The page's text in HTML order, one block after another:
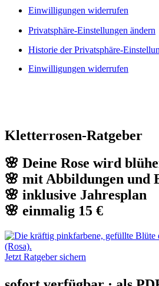
Einwilligungen widerrufen
Privatsphäre-Einstellungen ändern
Historie der Privatsphäre-
Einwilligungen widerrufen
Kletterrosen-Ratgeber
🌸 Deine Rose wird
🌸 mit Abbildungen und
🌸 inklusive Jahresplan
🌸 einmalig 15 €
Jetzt Ratgeber sichern